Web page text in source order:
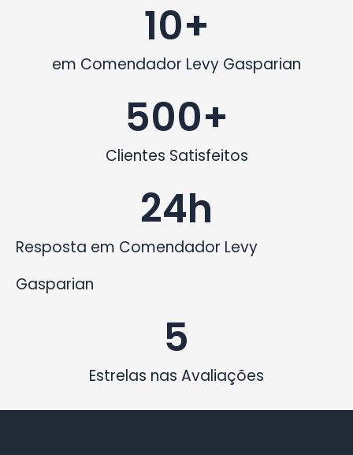
em Comendador Levy Gasparian
10+
Clientes Satisfeitos
500+
Resposta em Comendador Levy
Gasparian
24h
Estrelas nas Avaliações
5